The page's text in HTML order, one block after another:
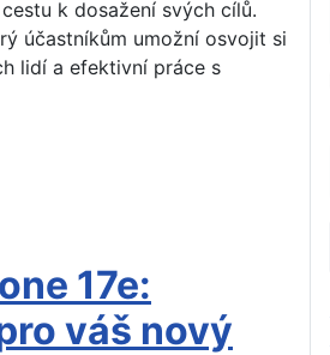
k dosažení svých cílů.
účastníkům umožní osvojit si
lidí a efektivní práce s
17e:
váš nový